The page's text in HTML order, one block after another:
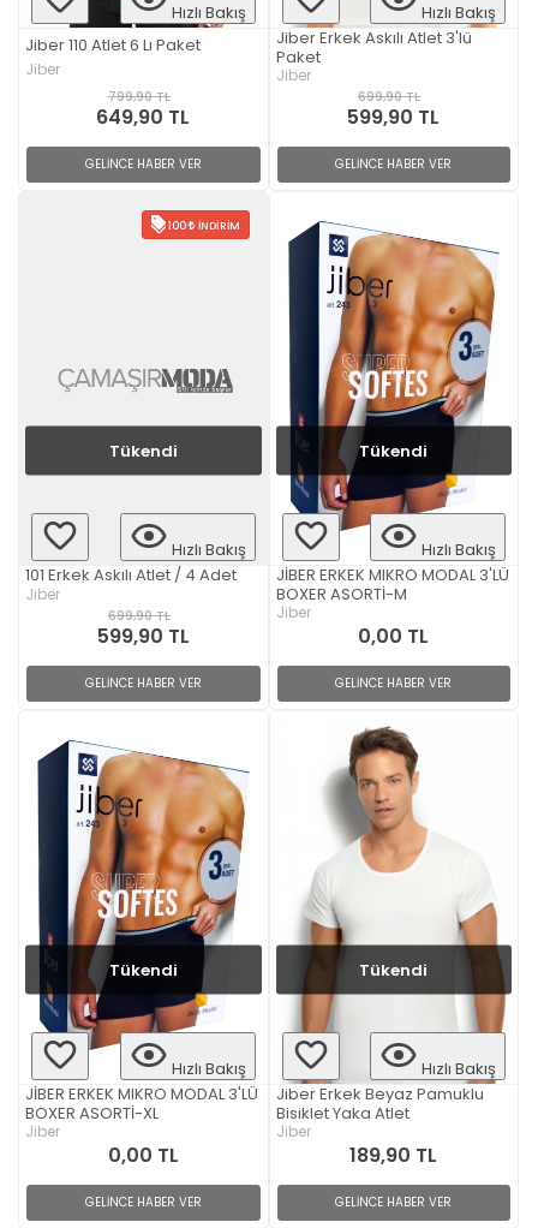
Hızlı Bakış
Jiber 110 Atlet 6 Lı Paket
Jiber
799,90 TL
649,90 TL
GELİNCE HABER VER
Hızlı Bakış
Jiber Erkek Askılı Atlet 3'lü
Paket
Jiber
699,90 TL
599,90 TL
GELİNCE HABER VER
100 İNDIRIM
Tükendi
Hızlı Bakış
101 Erkek Askılı Atlet / 4 Adet
Jiber
699,90 TL
599,90 TL
GELİNCE HABER VER
Tükendi
Hızlı Bakış
JİBER ERKEK MIKRO MODAL 3'LÜ
BOXER ASORTİ-M
Jiber
0,00 TL
GELİNCE HABER VER
Tükendi
Hızlı Bakış
JİBER ERKEK MIKRO MODAL 3'LÜ
BOXER ASORTİ-XL
Jiber
0,00 TL
GELİNCE HABER VER
Tükendi
Hızlı Bakış
Jiber Erkek Beyaz Pamuklu
Bisiklet Yaka Atlet
Jiber
189,90 TL
GELİNCE HABER VER